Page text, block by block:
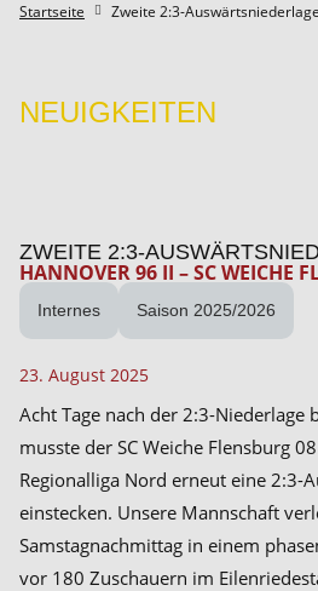
Startseite  Zweite 2:3-
NEUIGKEITEN
ZWEITE 2:3-
HANNOVER 96 II – SC WEICHE
Internes Saison 2025/2026
23. August 2025
Acht Tage nach der 2:3-Niederlage
musste der SC Weiche Flensburg
Regionalliga Nord erneut eine 2:3-
einstecken. Unsere Mannschaft
Samstagnachmittag in einem
vor 180 Zuschauern im